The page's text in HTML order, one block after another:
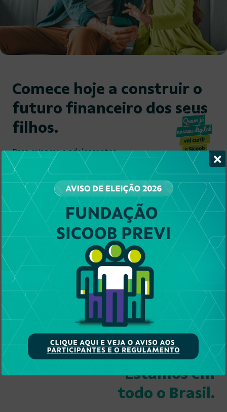
×
Comece hoje a construir o
futuro financeiro dos seus
filhos.
Para crianças e adolescentes
de 0 a 17 anos
Conta Corrente sem tarifas
App Customizável
Cartão de débito
Poupança e muito mais
Quero associar meu filho
Estamos em
todo o Brasil.